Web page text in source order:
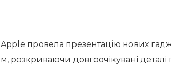
провела презентацію нових
розкриваючи довгоочікувані деталі